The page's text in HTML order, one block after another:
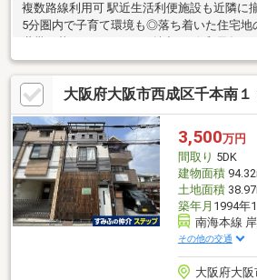
複数路線利用可 駅近生活利便施設も近隣に
5分圏内で子育て環境も◎落ち着いた住宅地
い納戸スペースがあり、収納スペースとし
ても活用できます。LDKは二面採光で陽当
ルに合わせて柔軟に空間を使えるつくり 居
プルで使いやすく多用途に対応できます。
ベランダや駐車スペースなどファミリー層
す！
大阪府大阪市西成区千本南１
3,500万円
間取り 5DK
建物面積
土地面積
築年月 1994年
南海本線
その他の交通
大阪府大阪